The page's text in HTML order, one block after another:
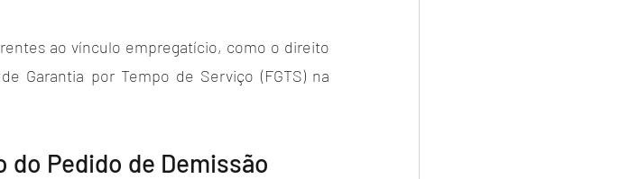
ao vínculo empregatício, como o direito
Garantia por Tempo de Serviço (FGTS) na
Pedido de Demissão